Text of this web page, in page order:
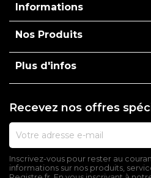
Informations
Nos Produits
Plus d'infos
Recevez nos offres
Inscrivez-vous pour rester au
informations sur nos produits,